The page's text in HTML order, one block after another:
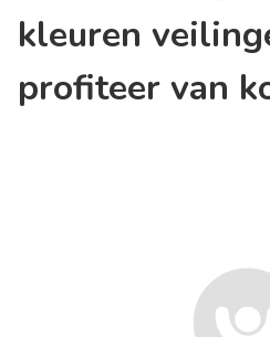
kleuren
profiteer van